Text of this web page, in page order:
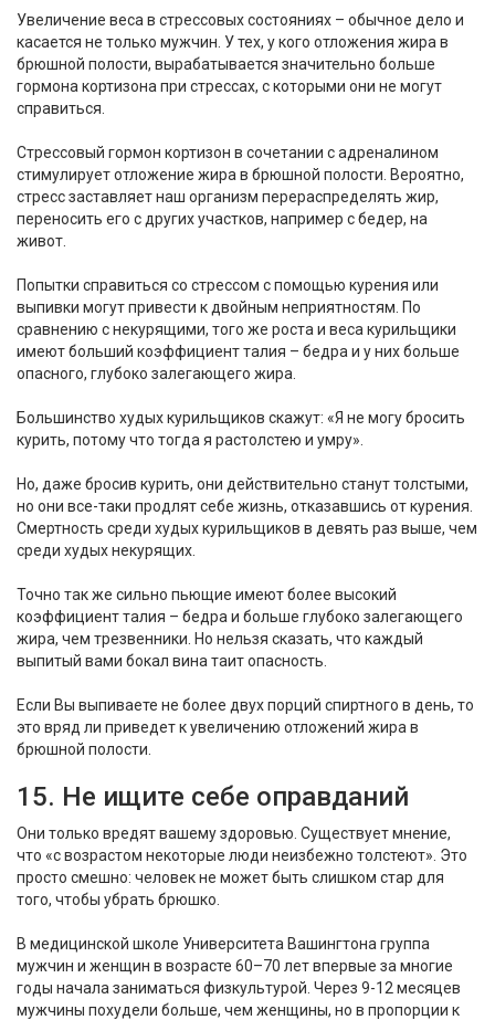
Увеличение веса в стрессовых состояниях – обычное дело и
касается не только мужчин. У тех, у кого отложения жира в
брюшной полости, вырабатывается значительно больше
гормона кортизона при стрессах, с которыми они не могут
справиться.
Стрессовый гормон кортизон в сочетании с адреналином
стимулирует отложение жира в брюшной полости. Вероятно,
стресс заставляет наш организм перераспределять жир,
переносить его с других участков, например с бедер, на
живот.
Попытки справиться со стрессом с помощью курения или
выпивки могут привести к двойным неприятностям. По
сравнению с некурящими, того же роста и веса курильщики
имеют больший коэффициент талия – бедра и у них больше
опасного, глубоко залегающего жира.
Большинство худых курильщиков скажут: «Я не могу бросить
курить, потому что тогда я растолстею и умру».
Но, даже бросив курить, они действительно станут толстыми,
но они все-таки продлят себе жизнь, отказавшись от курения.
Смертность среди худых курильщиков в девять раз выше, чем
среди худых некурящих.
Точно так же сильно пьющие имеют более высокий
коэффициент талия – бедра и больше глубоко залегающего
жира, чем трезвенники. Но нельзя сказать, что каждый
выпитый вами бокал вина таит опасность.
Если Вы выпиваете не более двух порций спиртного в день, то
это вряд ли приведет к увеличению отложений жира в
брюшной полости.
15. Не ищите себе оправданий
Они только вредят вашему здоровью. Существует мнение,
что «с возрастом некоторые люди неизбежно толстеют». Это
просто смешно: человек не может быть слишком стар для
того, чтобы убрать брюшко.
В медицинской школе Университета Вашингтона группа
мужчин и женщин в возрасте 60–70 лет впервые за многие
годы начала заниматься физкультурой. Через 9-12 месяцев
мужчины похудели больше, чем женщины, но в пропорции к